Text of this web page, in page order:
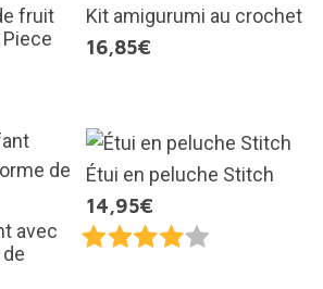
fruit
Kit amigurumi au crochet
16,85€
avec
Étui en peluche Stitch
14,95€